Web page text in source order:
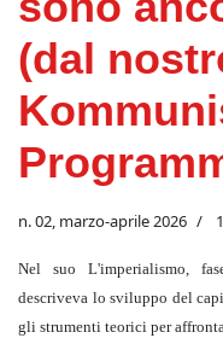
(dal
n. 02, marzo-aprile 2026
Nel suo L'imperialismo,
descriveva lo sviluppo del
gli strumenti teorici per